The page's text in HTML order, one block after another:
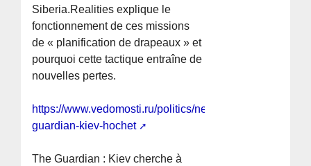
Siberia.Realities explique le
fonctionnement de ces missions
de « planification de drapeaux » et
pourquoi cette tactique entraîne de
nouvelles pertes.
https://www.vedomosti.ru/politics/news/2026/07/06/
guardian-kiev-hochet
The Guardian : Kiev cherche à